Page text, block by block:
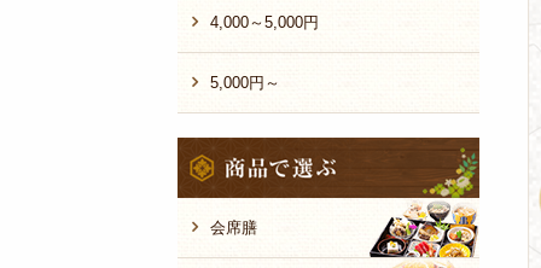
4,000～5,000円
5,000円～
品
で
選
ぶ
会席膳